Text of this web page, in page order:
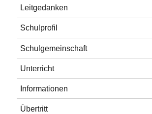
Leitgedanken
Schulprofil
Schulgemeinschaft
Unterricht
Informationen
Übertritt